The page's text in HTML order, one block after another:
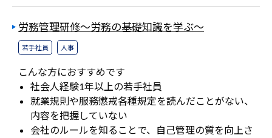
労務管理研修～労務の基礎知識を学ぶ～
若手社員 人事
こんな方におすすめです
社会人経験1年以上の若手社員
就業規則や服務懲戒各種規定を読んだことがない、
内容を把握していない
会社のルールを知ることで、自己管理の質を向上さ